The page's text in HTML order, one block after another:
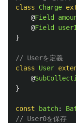
class
Charge
@Field
@Field
}
// Userを定義
class
User
@
}
const batch:
// User0を保存